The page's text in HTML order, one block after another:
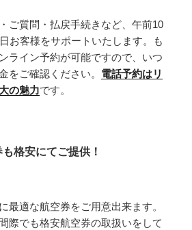
ご質問・払戻手続きなど、午前10
お客様をサポートいたします。も
ライン予約が可能ですので、いつ
をご確認ください。 電話予約はリ
の魅力です。
格安にてご提供！
最適な航空券をご用意出来ます。
際でも格安航空券の取扱いをして